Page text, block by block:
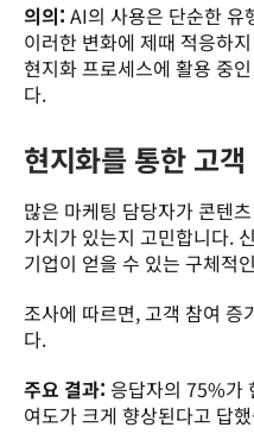
의의: AI의 사용은 단순한 유
이러한 변화에 제때 적응하
현지화 프로세스에 활용 중
다.
현지화를 통한 고
많은 마케팅 담당자가 콘텐
가치가 있는지 고민합니다.
기업이 얻을 수 있는 구체적
조사에 따르면, 고객 참여 증
다.
주요 결과: 응답자의 75%가
여도가 크게 향상된다고 답